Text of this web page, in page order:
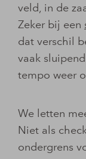
veld, in de
Zeker bij een
dat verschil
vaak
tempo weer
We letten
Niet als
ondergrens